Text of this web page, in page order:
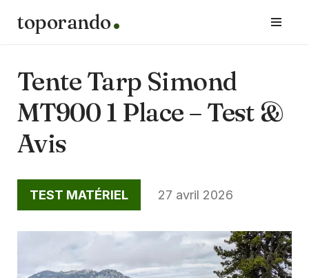
contenu
toporando
Tente Tarp Simond
MT900 1 Place – Test &
Avis
TEST MATÉRIEL 27 avril 2026